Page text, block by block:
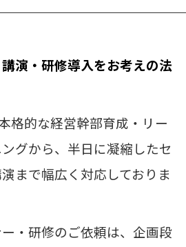
講演・研修導入をお考えの法
格的な経営幹部育成・リー
グから、半日に凝縮したセ
まで幅広く対応しておりま
・研修のご依頼は、企画段